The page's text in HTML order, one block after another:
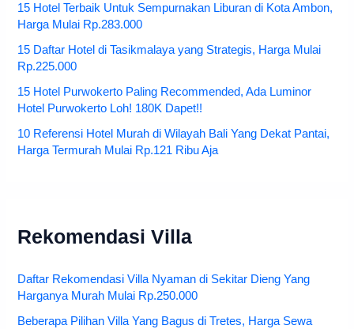
15 Hotel Terbaik Untuk Sempurnakan Liburan di Kota Ambon,
Harga Mulai Rp.283.000
15 Daftar Hotel di Tasikmalaya yang Strategis, Harga Mulai
Rp.225.000
15 Hotel Purwokerto Paling Recommended, Ada Luminor
Hotel Purwokerto Loh! 180K Dapet!!
10 Referensi Hotel Murah di Wilayah Bali Yang Dekat Pantai,
Harga Termurah Mulai Rp.121 Ribu Aja
Rekomendasi Villa
Daftar Rekomendasi Villa Nyaman di Sekitar Dieng Yang
Harganya Murah Mulai Rp.250.000
Beberapa Pilihan Villa Yang Bagus di Tretes, Harga Sewa